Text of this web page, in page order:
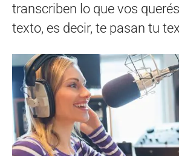
transcriben lo que vos
texto, es decir, te pasan tu